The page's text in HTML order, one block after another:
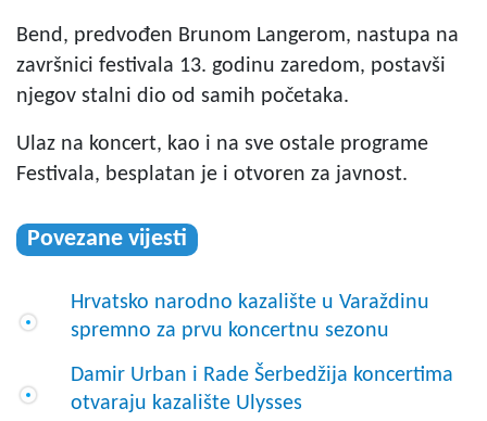
Bend, predvođen Brunom Langerom, nastupa na
završnici festivala 13. godinu zaredom, postavši
njegov stalni dio od samih početaka.
Ulaz na koncert, kao i na sve ostale programe
Festivala, besplatan je i otvoren za javnost.
Povezane vijesti
Hrvatsko narodno kazalište u Varaždinu
spremno za prvu koncertnu sezonu
Damir Urban i Rade Šerbedžija koncertima
otvaraju kazalište Ulysses